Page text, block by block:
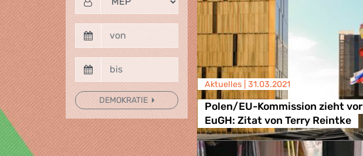
DEMOKRATIE
Aktuelles | 31.03.2021
Polen/EU-Kommission zieht vor
EuGH: Zitat von Terry Reintke